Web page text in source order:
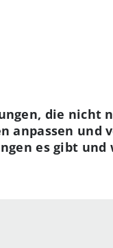
die nicht
anpassen und
es gibt und